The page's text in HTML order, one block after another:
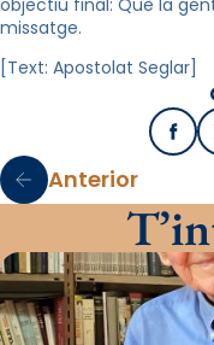
missatge.
[Text: Apostolat Seglar]
Anterior